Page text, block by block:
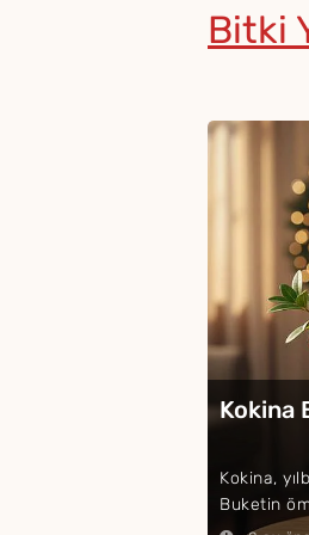
Bitki
Kokina
Kokina,
Buketin